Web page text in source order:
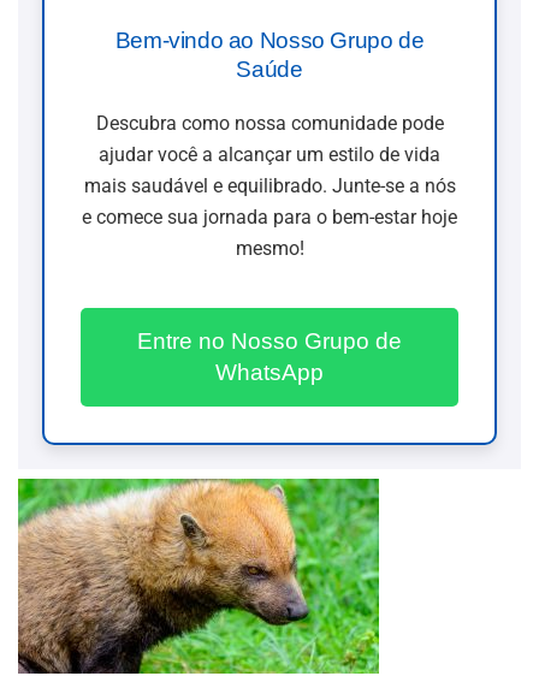
Bem-vindo ao Nosso Grupo de
Saúde
Descubra como nossa comunidade pode
ajudar você a alcançar um estilo de vida
mais saudável e equilibrado. Junte-se a nós
e comece sua jornada para o bem-estar hoje
mesmo!
Entre no Nosso Grupo de
WhatsApp